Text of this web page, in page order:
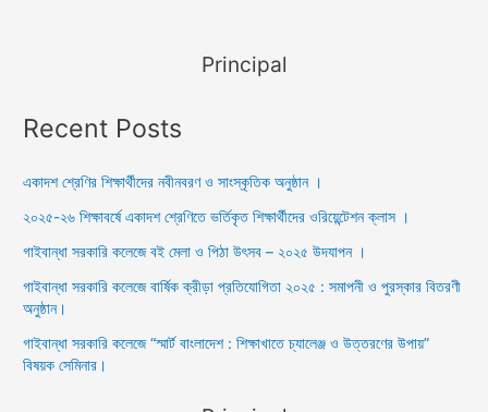
Principal
Recent Posts
একাদশ শ্রেণির শিক্ষার্থীদের নবীনবরণ ও সাংস্কৃতিক অনুষ্ঠান ।
২০২৫-২৬ শিক্ষাবর্ষে একাদশ শ্রেণিতে ভর্তিকৃত শিক্ষার্থীদের ওরিয়েন্টেশন ক্লাস ।
গাইবান্ধা সরকারি কলেজে বই মেলা ও পিঠা উৎসব – ২০২৫ উদযাপন ।
গাইবান্ধা সরকারি কলেজে বার্ষিক ক্রীড়া প্রতিযোগিতা ২০২৫ : সমাপনী ও পুরস্কার বিতরণী
অনুষ্ঠান।
গাইবান্ধা সরকারি কলেজে “স্মার্ট বাংলাদেশ : শিক্ষাখাতে চ্যালেঞ্জ ও উত্তরণের উপায়”
বিষয়ক সেমিনার।